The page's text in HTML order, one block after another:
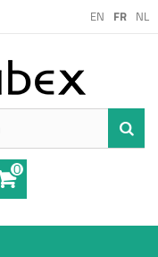
EN FR NL
0